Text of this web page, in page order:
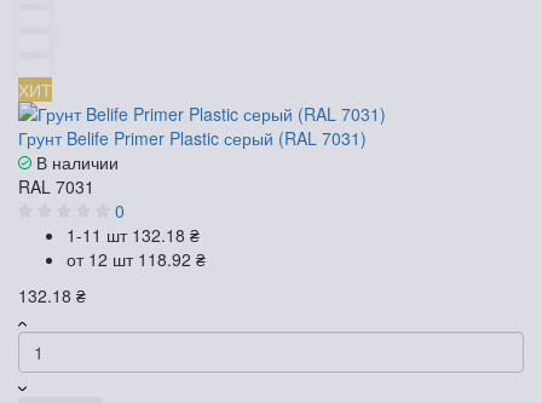
ХИТ
Грунт Belife Primer Plastic серый (RAL 7031)
В наличии
RAL 7031
0
1-11 шт 132.18 ₴
от 12 шт 118.92 ₴
132.18 ₴